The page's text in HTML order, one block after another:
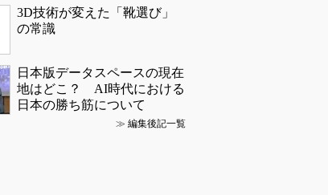
3D技術が変えた「靴選び」
の常識
日本版データスペースの現在
地はどこ？ AI時代における
日本の勝ち筋について
≫ 編集後記一覧